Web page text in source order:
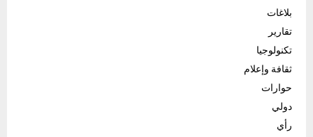
بلاغات
تقارير
تكنولوجيا
ثقافة وإعلام
حوارات
دولي
رأي